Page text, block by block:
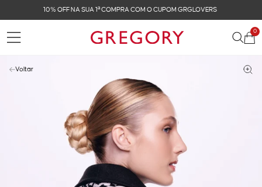
FRETE GRÁTIS NAS COMPRAS ACIMA DE R$ 899
0
Voltar